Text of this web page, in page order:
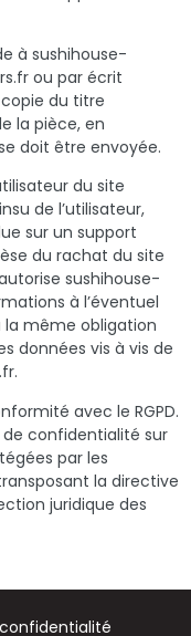
à sushihouse-
ou par écrit
du titre
la pièce, en
doit être envoyée.
du site
de l’utilisateur,
sur un support
du rachat du site
sushihouse-
à l’éventuel
même obligation
données vis à vis de
avec le RGPD.
confidentialité sur
par les
la directive
juridique des